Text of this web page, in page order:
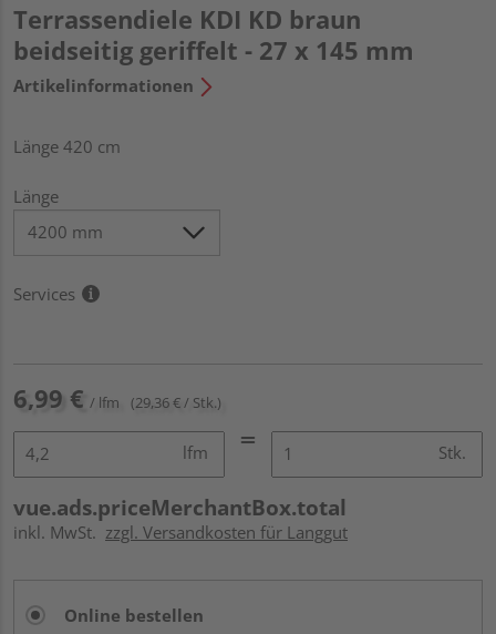
Terrassendiele KDI KD braun
beidseitig geriffelt - 27 x 145 mm
Artikelinformationen
Länge 420 cm
Länge
Services
6,99 € / lfm (29,36 € / Stk.)
lfm Stk.
vue.ads.priceMerchantBox.total
inkl. MwSt. zzgl. Versandkosten für Langgut
Online bestellen